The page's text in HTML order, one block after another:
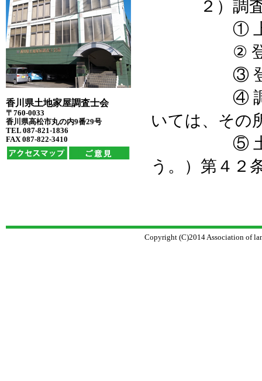
香川県土地家屋調査士会
〒760-0033
香川県高松市丸の内9番29号
TEL 087-821-1836
FAX 087-822-3410
２）調査
① 上記１
② 登録
③ 登録
④ 調査士
いては、その
⑤ 土地家
う。）第４２
Copyright (C)2014 Association of